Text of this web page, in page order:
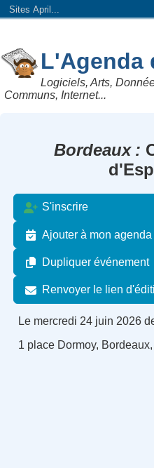
Sites April...
L'Agenda
Logiciels, Arts,
Communs, Internet...
Bordeaux
S'inscrire
Ajouter à mon agenda
Dupliquer événement
Renvoyer le lien
Le mercredi 24 juin 2026
1 place Dormoy,